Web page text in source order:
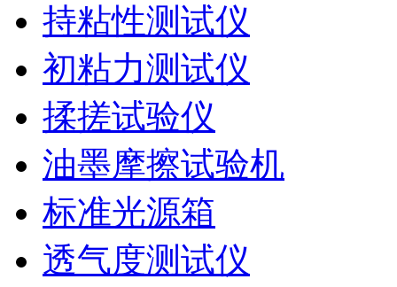
持粘性测试仪
初粘力测试仪
揉搓试验仪
油墨摩擦试验机
标准光源箱
透气度测试仪